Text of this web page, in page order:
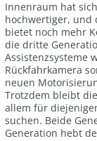
Innenraum hat
hochwertiger, und
bietet noch mehr
die dritte
Assistenzsysteme
Rückfahrkamera
neuen
Trotzdem bleibt
allem für
suchen. Beide
Generation hebt